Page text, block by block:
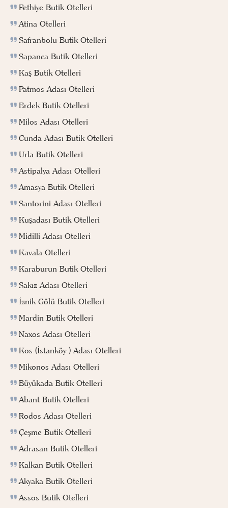
Fethiye Butik Otelleri
Atina Otelleri
Safranbolu Butik Otelleri
Sapanca Butik Otelleri
Kaş Butik Otelleri
Patmos Adası Otelleri
Erdek Butik Otelleri
Milos Adası Otelleri
Cunda Adası Butik Otelleri
Urla Butik Otelleri
Astipalya Adası Otelleri
Amasya Butik Otelleri
Santorini Adası Otelleri
Kuşadası Butik Otelleri
Midilli Adası Otelleri
Kavala Otelleri
Karaburun Butik Otelleri
Sakız Adası Otelleri
İznik Gölü Butik Otelleri
Mardin Butik Otelleri
Naxos Adası Otelleri
Kos (İstanköy ) Adası Otelleri
Mikonos Adası Otelleri
Büyükada Butik Otelleri
Abant Butik Otelleri
Rodos Adası Otelleri
Çeşme Butik Otelleri
Adrasan Butik Otelleri
Kalkan Butik Otelleri
Akyaka Butik Otelleri
Assos Butik Otelleri